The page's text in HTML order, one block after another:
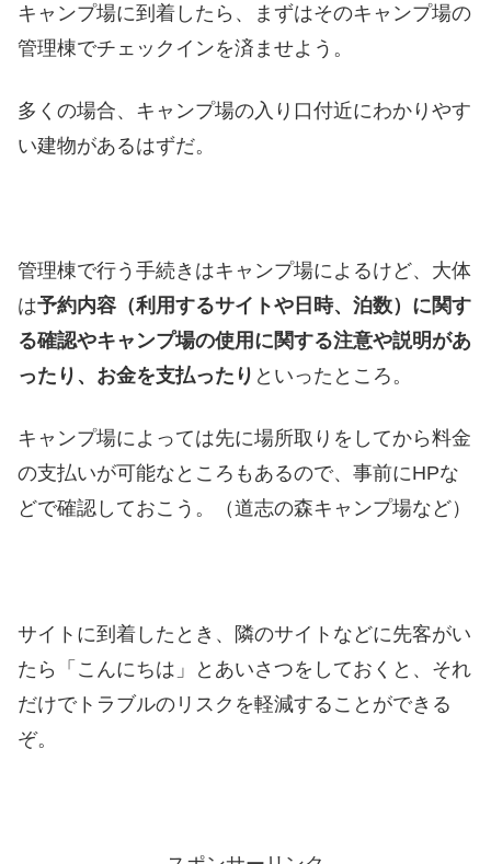
キャンプ場に到着したら、まずはそのキャンプ場の
管理棟でチェックインを済ませよう。
多くの場合、キャンプ場の入り口付近にわかりやす
い建物があるはずだ。
管理棟で行う手続きはキャンプ場によるけど、大体
は予約内容（利用するサイトや日時、泊数）に関す
る確認やキャンプ場の使用に関する注意や説明があ
ったり、お金を支払ったり といったところ。
キャンプ場によっては先に場所取りをしてから料金
の支払いが可能なところもあるので、事前にHPな
どで確認しておこう。（道志の森キャンプ場など）
サイトに到着したとき、隣のサイトなどに先客がい
たら「こんにちは」とあいさつをしておくと、それ
だけでトラブルのリスクを軽減することができる
ぞ。